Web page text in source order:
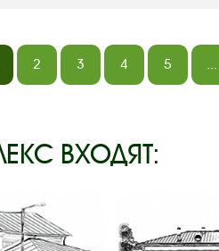
2 3 4 5 ...
ВХОДЯТ: